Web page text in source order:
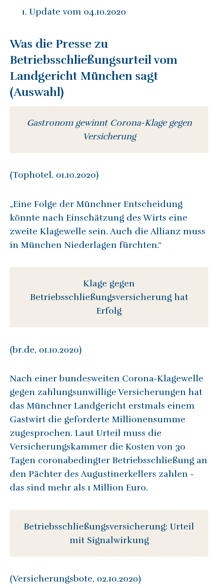
Update vom 04.10.2020
Was die Presse zu
Betriebsschließungsurteil vom
Landgericht München sagt
(Auswahl)
Gastronom gewinnt Corona-Klage gegen
Versicherung
(Tophotel. 01.10.2020)
„Eine Folge der Münchner Entscheidung
könnte nach Einschätzung des Wirts eine
zweite Klagewelle sein. Auch die Allianz muss
in München Niederlagen fürchten.“
Klage gegen
Betriebsschließungsversicherung hat
Erfolg
(br.de, 01.10.2020)
Nach einer bundesweiten Corona-Klagewelle
gegen zahlungsunwillige Versicherungen hat
das Münchner Landgericht erstmals einem
Gastwirt die geforderte Millionensumme
zugesprochen. Laut Urteil muss die
Versicherungskammer die Kosten von 30
Tagen coronabedingter Betriebsschließung an
den Pächter des Augustinerkellers zahlen -
das sind mehr als 1 Million Euro.
Betriebsschließungsversicherung: Urteil
mit Signalwirkung
(Versicherungsbote, 02.10.2020)